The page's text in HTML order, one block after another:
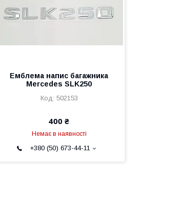
Емблема напис багажника
Mercedes SLK250
502153
400 ₴
Немає в наявності
+380 (50) 673-44-11